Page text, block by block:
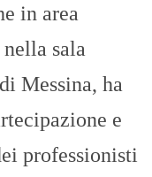
in area
sala
Messina, ha
e
professionisti